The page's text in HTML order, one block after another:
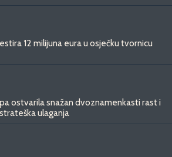
12 milijuna eura u osječku tvornicu
ostvarila snažan dvoznamenkasti rast i
ulaganja